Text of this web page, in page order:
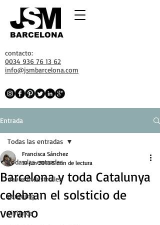
BARCELONA
contacto:
0034 936 76 13 62
info@jsmbarcelona.com
Entrada
Todas las entradas
naves industriales
parquing
vivienda
Todas las entradas
Barcelona y toda Catalunya
celebran el solsticio de
verano
Francisca Sánchez
19 jun 2018 5 min de lectura